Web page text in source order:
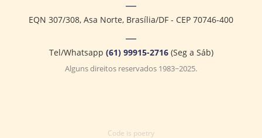
EQN 307/308, Asa Norte, Brasília/DF - CEP 70746-400
Tel/Whatsapp (61) 99915-2716(Seg a Sáb)
Alguns direitos reservados 1983~2025.
Code is poetry